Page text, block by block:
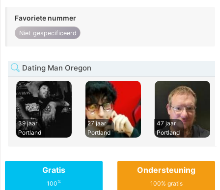
Favoriete nummer
Niet gespecificeerd
Dating Man Oregon
39 jaar
Portland
27 jaar
Portland
47 jaar
Portland
Gratis
100%
Ondersteuning
100% gratis